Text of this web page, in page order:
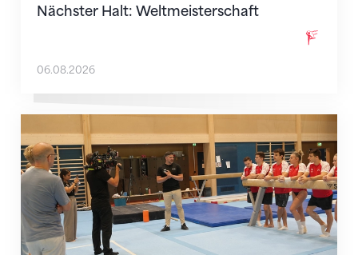
Nächster Halt: Weltmeisterschaft
06.08.2026
Mit klaren Zielen nach Zagreb